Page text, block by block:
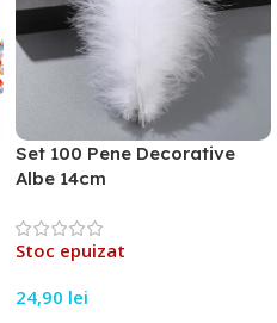
Set 100 Pene Decorative
Albe 14cm
Stoc epuizat
24,90 lei